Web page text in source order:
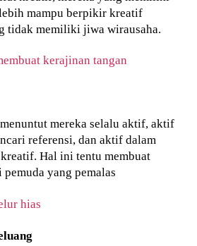
mampu berpikir kreatif
tidak memiliki jiwa wirausaha.
kerajinan tangan
mereka selalu aktif, aktif
referensi, dan aktif dalam
Hal ini tentu membuat
yang pemalas
hias